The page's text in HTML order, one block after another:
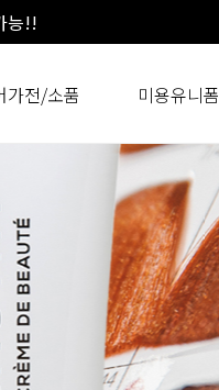
능!!
가전/소품 미용유니폼